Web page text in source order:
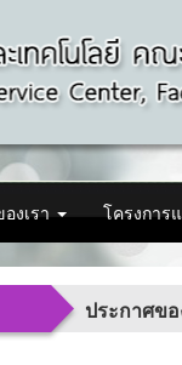
งเรา โครงการ
ประกาศข